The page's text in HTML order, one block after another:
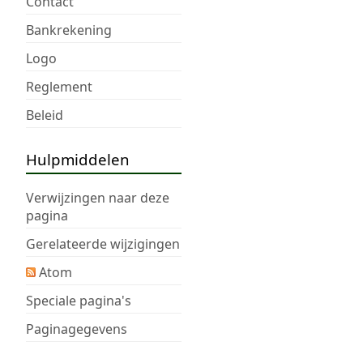
Bankrekening
Logo
Reglement
Beleid
Hulpmiddelen
Verwijzingen naar deze
pagina
Gerelateerde wijzigingen
Atom
Speciale pagina's
Paginagegevens